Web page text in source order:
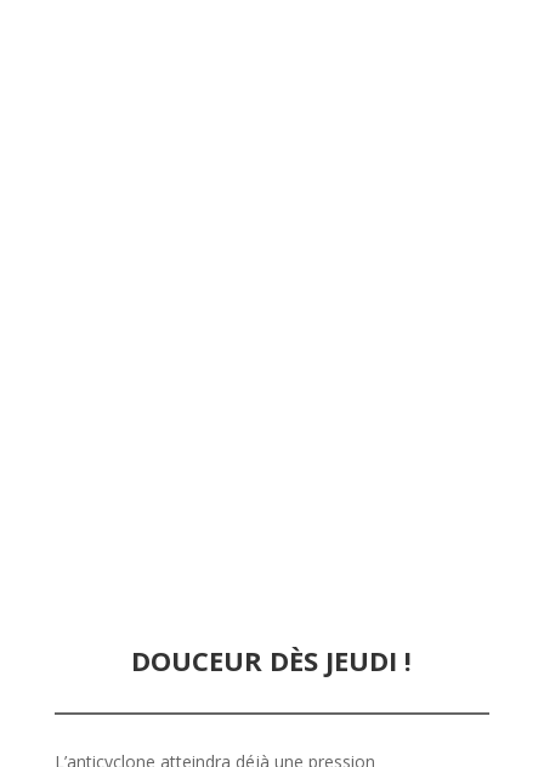
DOUCEUR DÈS JEUDI !
L’anticyclone atteindra déjà une pression